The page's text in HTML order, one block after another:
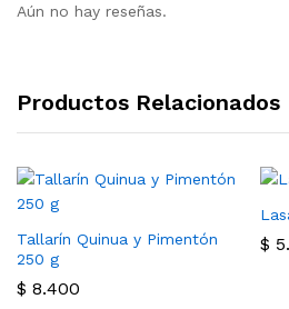
Aún no hay reseñas.
Productos Relacionados
Tallarín Quinua y Pimentón
250 g
$ 8.400
$